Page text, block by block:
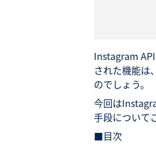
Instagram
された機能は
のでしょう。
今回は
手段について
■目次